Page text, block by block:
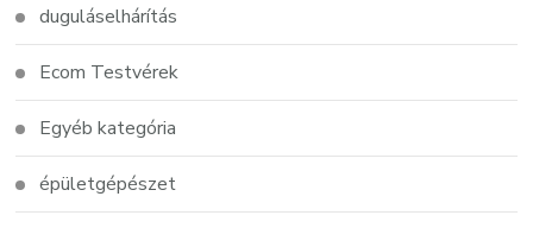
duguláselhárítás
Ecom Testvérek
Egyéb kategória
épületgépészet